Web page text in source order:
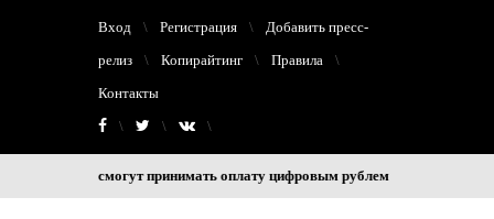
Вход Регистрация
Добавить пресс-
релиз
Копирайтинг
Правила
Контакты
смогут принимать оплату цифровым рублем Почему «admin» — ваш